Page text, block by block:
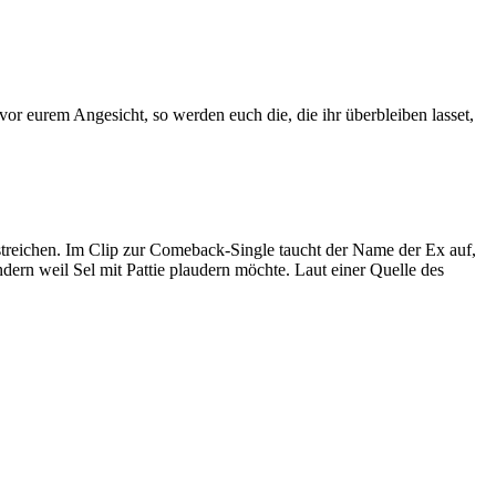
eurem Angesicht, so werden euch die, die ihr überbleiben lasset,
Im Clip zur Comeback-Single taucht der Name der Ex auf,
weil Sel mit Pattie plaudern möchte. Laut einer Quelle des